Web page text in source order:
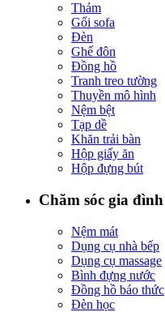
Thảm
Gối sofa
Đèn
Ghế đôn
Đồng hồ
Tranh treo tường
Thuyền mô hình
Nệm bệt
Tạp dề
Khăn trải bàn
Hộp giấy ăn
Hộp đựng bút
Chăm sóc gia đình
Nệm mát
Dụng cụ nhà bếp
Dụng cụ massage
Bình đựng nước
Đồng hồ báo thức
Đèn học